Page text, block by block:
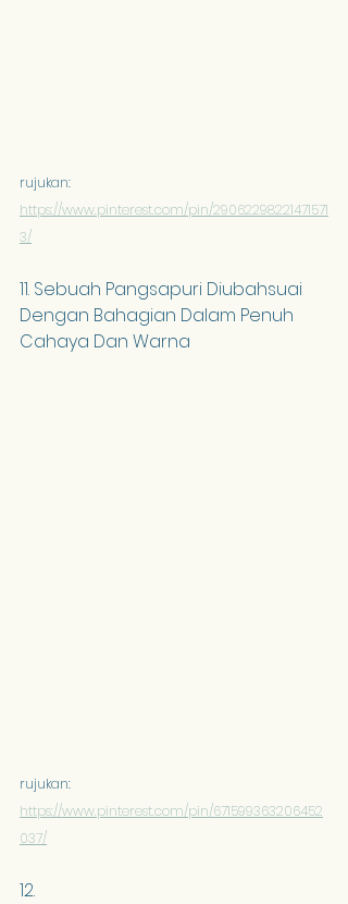
rujukan:
https://www.pinterest.com/pin/29062298221471571
3/
11. Sebuah Pangsapuri Diubahsuai
Dengan Bahagian Dalam Penuh
Cahaya Dan Warna
rujukan:
https://www.pinterest.com/pin/671599363206452
037/
12.